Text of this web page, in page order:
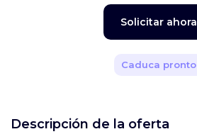
Solicitar ahora
Caduca pronto
Descripción de la oferta